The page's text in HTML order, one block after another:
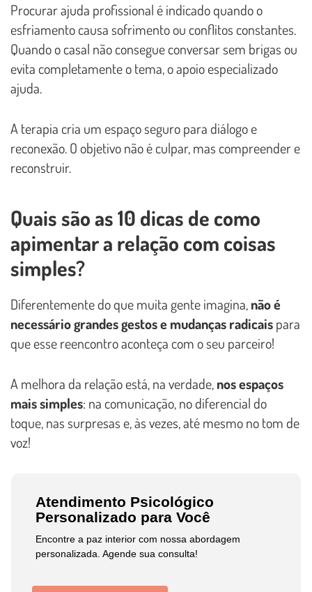
Procurar ajuda profissional é indicado quando o
esfriamento causa sofrimento ou conflitos constantes.
Quando o casal não consegue conversar sem brigas ou
evita completamente o tema, o apoio especializado
ajuda.
A terapia cria um espaço seguro para diálogo e
reconexão. O objetivo não é culpar, mas compreender e
reconstruir.
Quais são as 10 dicas de como
apimentar a relação com coisas
simples?
Diferentemente do que muita gente imagina,não é
necessário grandes gestos e mudanças radicaispara
que esse reencontro aconteça com o seu parceiro!
A melhora da relação está, na verdade,nos espaços
mais simples: na comunicação, no diferencial do
toque, nas surpresas e, às vezes, até mesmo no tom de
voz!
Atendimento Psicológico
Personalizado para Você
Encontre a paz interior com nossa abordagem
personalizada. Agende sua consulta!